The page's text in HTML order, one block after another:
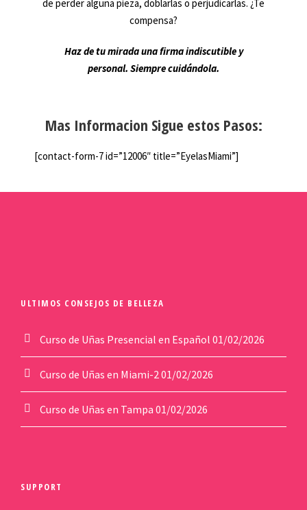
de perder alguna pieza, doblarlas o perjudicarlas. ¿Te
compensa?
Haz de tu mirada una firma indiscutible y
personal. Siempre cuidándola.
Mas Informacion Sigue estos Pasos:
[contact-form-7 id=”12006″ title=”EyelasMiami”]
ULTIMOS CONSEJOS DE BELLEZA
Curso de Uñas Presencial en Español 01/02/2026
Curso de Uñas en Miami-2 01/02/2026
Curso de Uñas en Tampa 01/02/2026
SUPPORT